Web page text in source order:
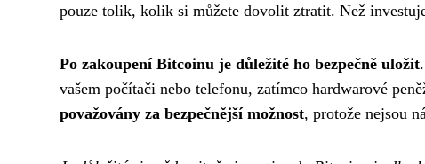
pouze tolik, kolik si můžete dovolit ztratit. Než
Po zakoupení Bitcoinu je důležité ho bezpečně uložit
vašem počítači nebo telefonu, zatímco hardwarové
považovány za bezpečnější možnost, protože nejsou